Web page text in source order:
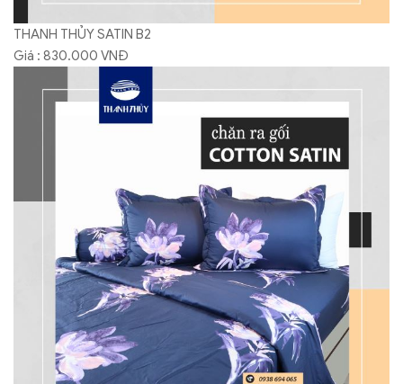
THANH THỦY SATIN B2
Giá : 830.000 VNĐ